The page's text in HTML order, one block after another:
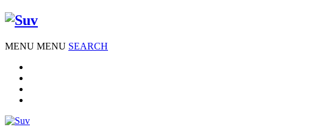
MENU MENU SEARCH